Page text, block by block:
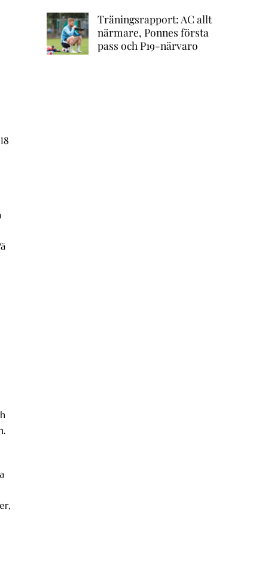
Träningsrapport: AC allt
närmare, Ponnes första
pass och P19-närvaro